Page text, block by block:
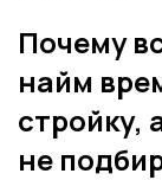
Почему
найм
стройку,
не